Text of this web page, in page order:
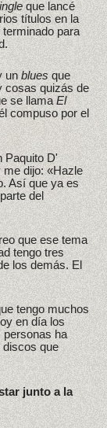
que lancé
títulos en la
para
unblues que
cosas quizás de
se llamaEl
compuso por el
Paquito D'
dijo: «Hazle
Así que ya es
del
que ese tema
tengo tres
los demás. El
tengo muchos
en día los
personas ha
discos que
junto a la